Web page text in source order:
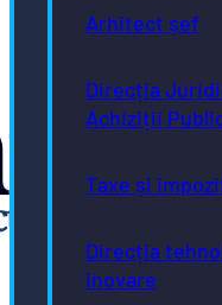
Arhitect șef
Direcția
Achiziții
Taxe și
Direcția
inovare
- oraș
creativ
România
Atractivă